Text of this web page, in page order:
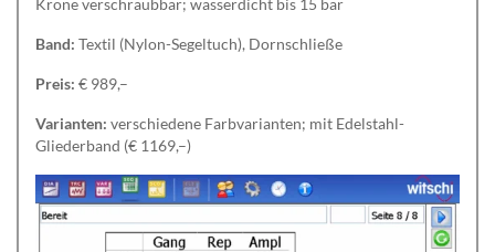
Krone verschraubbar; wasserdicht bis 15 bar
Band: Textil (Nylon-Segeltuch), Dornschließe
Preis: € 989,–
Varianten: verschiedene Farbvarianten; mit Edelstahl-
Gliederband (€ 1169,–)